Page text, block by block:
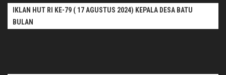
IKLAN HUT RI KE-79 ( 17 AGUSTUS 2024) KEPALA DESA BATU
BULAN